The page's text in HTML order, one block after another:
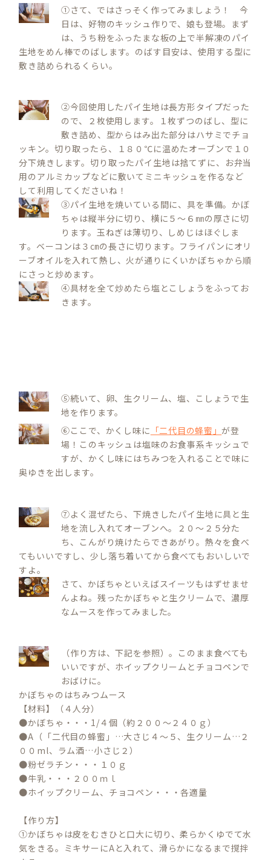
①さて、ではさっそく作ってみましょう！ 今
日は、好物のキッシュ作りで、娘も登場。まず
は、うち粉をふったまな板の上で半解凍のパイ
生地をめん棒でのばします。のばす目安は、使用する型に
敷き詰められるくらい。
②今回使用したパイ生地は長方形タイプだった
ので、２枚使用します。１枚ずつのばし、型に
敷き詰め、型からはみ出た部分はハサミでチョ
ッキン。切り取ったら、１８０℃に温めたオーブンで１０
分下焼きします。切り取ったパイ生地は捨てずに、お弁当
用のアルミカップなどに敷いてミニキッシュを作るなど
して利用してくださいね！
③パイ生地を焼いている間に、具を準備。かぼ
ちゃは縦半分に切り、横に５～６㎜の厚さに切
ります。玉ねぎは薄切り、しめじはほぐしま
す。ベーコンは３㎝の長さに切ります。フライパンにオリ
ーブオイルを入れて熱し、火が通りにくいかぼちゃから順
にさっと炒めます。
④具材を全て炒めたら塩とこしょうをふってお
きます。
⑤続いて、卵、生クリーム、塩、こしょうで生
地を作ります。
⑥ここで、かくし味に 「二代目の蜂蜜」が登
場！このキッシュは塩味のお食事系キッシュで
すが、かくし味にはちみつを入れることで味に
奥ゆきを出します。
⑦よく混ぜたら、下焼きしたパイ生地に具と生
地を流し入れてオーブンへ。２０～２５分た
ち、こんがり焼けたらできあがり。熱々を食べ
てもいいですし、少し落ち着いてから食べてもおいしいで
すよ。
さて、かぼちゃといえばスイーツもはずせませ
んよね。残ったかぼちゃと生クリームで、濃厚
なムースを作ってみました。
（作り方は、下記を参照）。このまま食べても
いいですが、ホイップクリームとチョコペンで
おばけに。
かぼちゃのはちみつムース
【材料】（４人分）
●かぼちゃ・・・1/４個（約２００～２４０ｇ）
●A（「二代目の蜂蜜」…大さじ４～５、生クリーム…２
００ml、ラム酒…小さじ２）
●粉ゼラチン・・・１０ｇ
●牛乳・・・２００ｍｌ
●ホイップクリーム、チョコペン・・・各適量
【作り方】
①かぼちゃは皮をむきひと口大に切り、柔らかくゆでて水
気をきる。ミキサーにAと入れて、滑らかになるまで撹拌